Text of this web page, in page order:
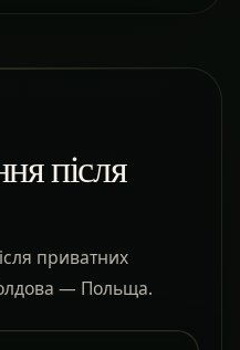
після
приватних
— Польща.